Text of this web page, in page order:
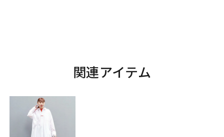
関連アイテム